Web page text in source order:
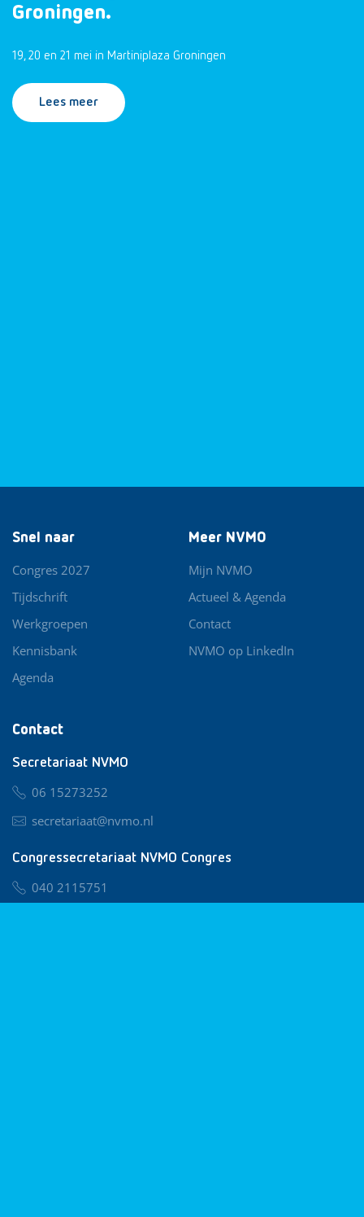
Groningen.
19, 20 en 21 mei in Martiniplaza Groningen
Lees meer
Contact
Secretariaat NVMO
06 15273252
secretariaat@nvmo.nl
Congressecretariaat NVMO Congres
040 2115751
Snel naar
Congres 2027
Tijdschrift
Werkgroepen
Kennisbank
Agenda
Meer NVMO
Mijn NVMO
Actueel & Agenda
Contact
NVMO op LinkedIn